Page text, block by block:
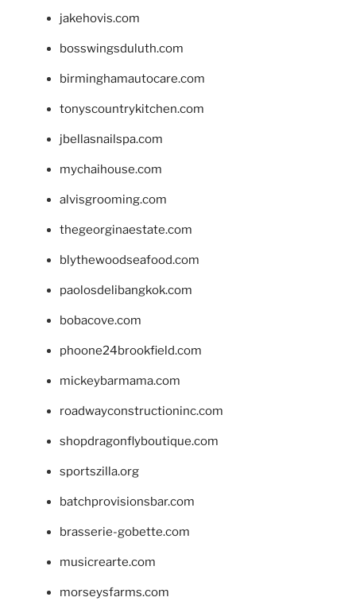
jakehovis.com
bosswingsduluth.com
birminghamautocare.com
tonyscountrykitchen.com
jbellasnailspa.com
mychaihouse.com
alvisgrooming.com
thegeorginaestate.com
blythewoodseafood.com
paolosdelibangkok.com
bobacove.com
phoone24brookfield.com
mickeybarmama.com
roadwayconstructioninc.com
shopdragonflyboutique.com
sportszilla.org
batchprovisionsbar.com
brasserie-gobette.com
musicrearte.com
morseysfarms.com